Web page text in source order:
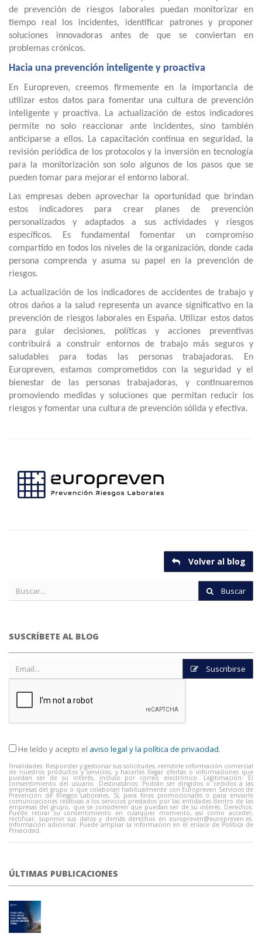
de prevención de riesgos laborales puedan monitorizar en
tiempo real los incidentes, identificar patrones y proponer
soluciones innovadoras antes de que se conviertan en
problemas crónicos.
Hacia una prevención inteligente y proactiva
En Europreven, creemos firmemente en la importancia de
utilizar estos datos para fomentar una cultura de prevención
inteligente y proactiva. La actualización de estos indicadores
permite no solo reaccionar ante incidentes, sino también
anticiparse a ellos. La capacitación continua en seguridad, la
revisión periódica de los protocolos y la inversión en tecnología
para la monitorización son solo algunos de los pasos que se
pueden tomar para mejorar el entorno laboral.
Las empresas deben aprovechar la oportunidad que brindan
estos indicadores para crear planes de prevención
personalizados y adaptados a sus actividades y riesgos
específicos. Es fundamental fomentar un compromiso
compartido en todos los niveles de la organización, donde cada
persona comprenda y asuma su papel en la prevención de
riesgos.
La actualización de los indicadores de accidentes de trabajo y
otros daños a la salud representa un avance significativo en la
prevención de riesgos laborales en España. Utilizar estos datos
para guiar decisiones, políticas y acciones preventivas
contribuirá a construir entornos de trabajo más seguros y
saludables para todas las personas trabajadoras. En
Europreven, estamos comprometidos con la seguridad y el
bienestar de las personas trabajadoras, y continuaremos
promoviendo medidas y soluciones que permitan reducir los
riesgos y fomentar una cultura de prevención sólida y efectiva.
Volver al blog
Buscar
SUSCRÍBETE AL BLOG
Suscribirse
He leído y acepto el aviso legal y la política de privacidad.
Finalidades: Responder y gestionar sus solicitudes, remitirle información comercial
de nuestros productos y servicios, y hacerles llegar ofertas o informaciones que
puedan ser de su interés, incluso por correo electrónico. Legitimación: El
consentimiento del usuario. Destinatarios: Podrán ser dirigidos o cedidos a las
empresas del grupo o que colaboran habitualmente con Europreven Servicios de
Prevención de Riesgos Laborales, SL para fines promocionales o para enviarle
comunicaciones relativas a los servicios prestados por las entidades dentro de las
empresas del grupo, que se consideren que puedan ser de su interés. Derechos:
Puede retirar su consentimiento en cualquier momento, así como acceder,
rectificar, suprimir sus datos y demás derechos en europreven@europreven.es.
Información adicional: Puede ampliar la información en el enlace de Política de
Privacidad.
ÚLTIMAS PUBLICACIONES